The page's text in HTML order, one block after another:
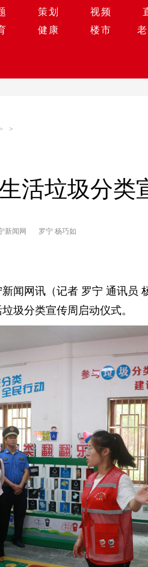
策划 视频
健康 楼市
>
活垃圾分类
新闻网 罗宁 杨巧如
闻网讯（记者 罗宁 通讯员
圾分类宣传周启动仪式。